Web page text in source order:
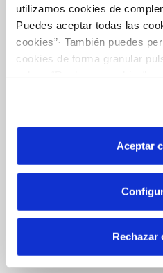
utilizamos cookies de
Puedes aceptar todas las
cookies”· También puedes
cookies de forma granular
son indispensables para que
por tanto no se pueden
más información en nuestra
Aceptar
Rechazar
FACTURAS, PAGOS Y CONSUMOS
CONTRATOS
OTRAS GESTIONES